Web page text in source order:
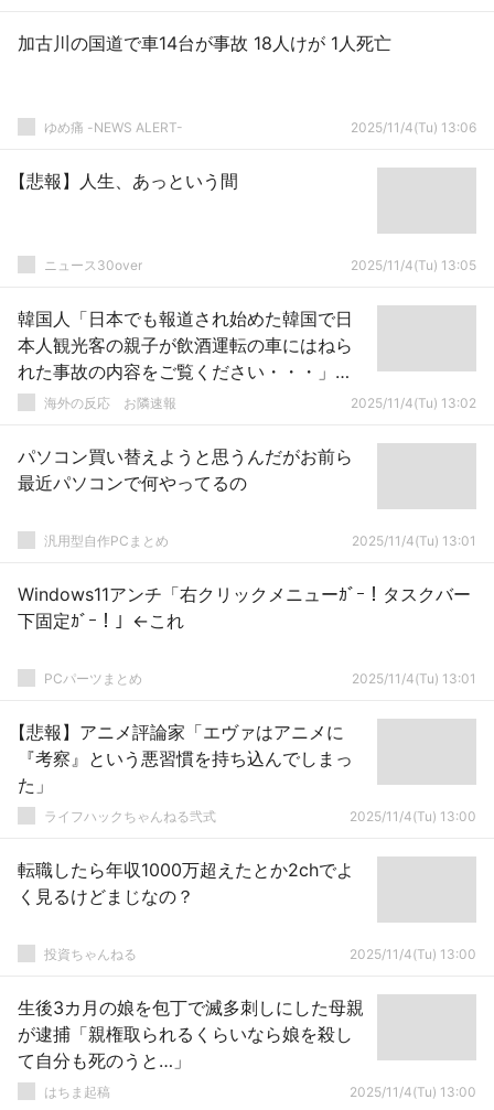
加古川の国道で車14台が事故 18人けが 1人死亡
ゆめ痛 -NEWS ALERT- 2025/11/4(Tu) 13:06
【悲報】人生、あっという間
ニュース30over 2025/11/4(Tu) 13:05
韓国人「日本でも報道され始めた韓国で日
本人観光客の親子が飲酒運転の車にはねら
れた事故の内容をご覧ください・・・」
→「本当に国の恥だ・・・」「本当に恥ず
法律をちょっと強化してくれ マジでこれ
は国の恥だ」
海外の反応 お隣速報 2025/11/4(Tu) 13:02
パソコン買い替えようと思うんだがお前ら
最近パソコンで何やってるの
汎用型自作PCまとめ 2025/11/4(Tu) 13:01
Windows11アンチ「右クリックメニューｶﾞｰ！タスクバー
下固定ｶﾞｰ！」←これ
PCパーツまとめ 2025/11/4(Tu) 13:01
【悲報】アニメ評論家「エヴァはアニメに
『考察』という悪習慣を持ち込んでしまっ
た」
ライフハックちゃんねる弐式 2025/11/4(Tu) 13:00
転職したら年収1000万超えたとか2chでよ
く見るけどまじなの？
投資ちゃんねる 2025/11/4(Tu) 13:00
生後3カ月の娘を包丁で滅多刺しにした母親
が逮捕「親権取られるくらいなら娘を殺し
て自分も死のうと…」
はちま起稿 2025/11/4(Tu) 13:00